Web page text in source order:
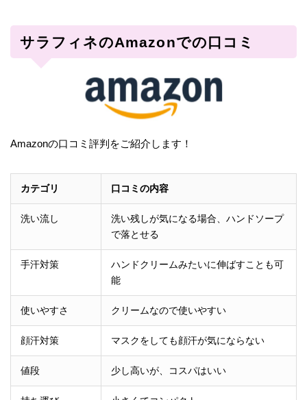
サラフィネのAmazonでの口コミ
Amazonの口コミ評判をご紹介します！
カテゴリ 口コミの内容
洗い流し
洗い残しが気になる場合、ハンドソープ
で落とせる
手汗対策
ハンドクリームみたいに伸ばすことも可
能
使いやすさ クリームなので使いやすい
顔汗対策 マスクをしても顔汗が気にならない
値段 少し高いが、コスパはいい